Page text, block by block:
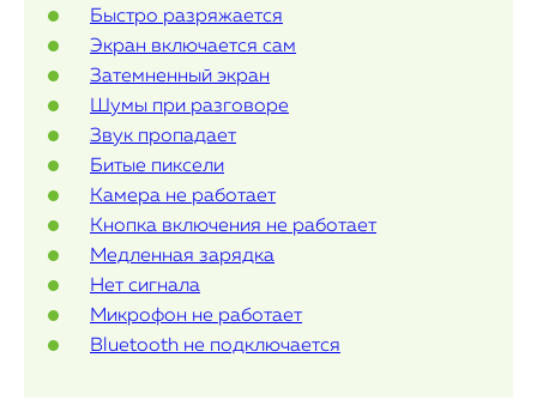
Контакты
Статьи
Быстро разряжается
Экран включается сам
Затемненный экран
Шумы при разговоре
Звук пропадает
Битые пиксели
Камера не работает
Кнопка включения не работает
Медленная зарядка
Нет сигнала
Микрофон не работает
Bluetooth не подключается